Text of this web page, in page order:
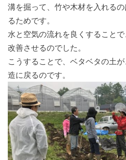
溝を掘って、竹や木材を入れる
るためです。
水と空気の流れを良くすること
改善させるのでした。
こうすることで、ベタベタの土
造に戻るのです。